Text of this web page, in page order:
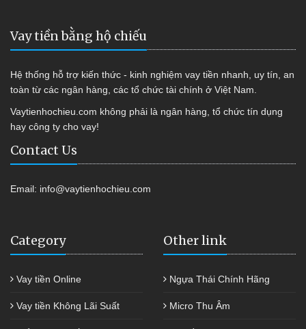
Vay tiền bằng hộ chiếu
Hệ thống hỗ trợ kiến thức - kinh nghiệm vay tiền nhanh, uy tín, an
toàn từ các ngân hàng, các tổ chức tài chính ở Việt Nam.
Vaytienhochieu.com không phải là ngân hàng, tổ chức tín dụng
hay công ty cho vay!
Contact Us
Email: info@vaytienhochieu.com
Category
Vay tiền Online
Vay tiền Không Lãi Suất
Other link
Ngựa Thái Chính Hãng
Micro Thu Âm